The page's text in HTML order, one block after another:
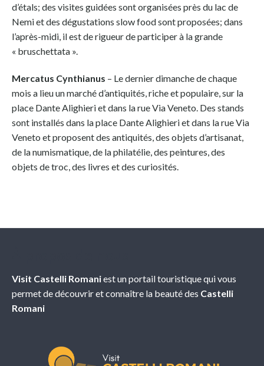
d’étals; des visites guidées sont organisées près du lac de
Nemi et des dégustations slow food sont proposées; dans
l’après-midi, il est de rigueur de participer à la grande
« bruschettata ».
Mercatus Cynthianus – Le dernier dimanche de chaque
mois a lieu un marché d’antiquités, riche et populaire, sur la
place Dante Alighieri et dans la rue Via Veneto. Des stands
sont installés dans la place Dante Alighieri et dans la rue Via
Veneto et proposent des antiquités, des objets d’artisanat,
de la numismatique, de la philatélie, des peintures, des
objets de troc, des livres et des curiosités.
Visit Castelli Romaniest un portail touristique qui vous
permet de découvrir et connaître la beauté des Castelli
Romani